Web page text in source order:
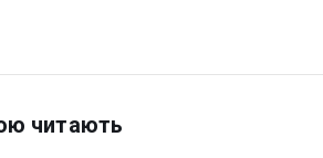
читають